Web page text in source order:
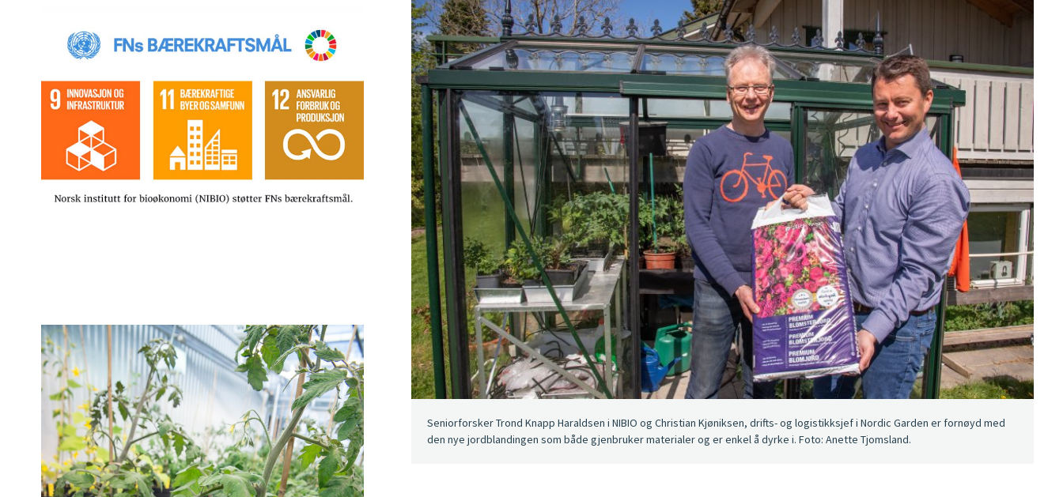
Seniorforsker Trond Knapp Haraldsen i NIBIO og Christian Kjøniksen, drifts- og logistikksjef i Nordic Garden er fornøyd med
den nye jordblandingen som både gjenbruker materialer og er enkel å dyrke i. Foto: Anette Tjomsland.